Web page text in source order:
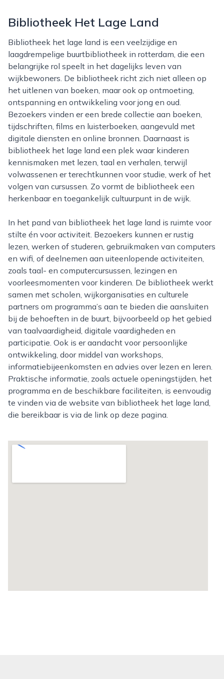
Bibliotheek Het Lage Land
Bibliotheek het lage land is een veelzijdige en
laagdrempelige buurtbibliotheek in rotterdam, die een
belangrijke rol speelt in het dagelijks leven van
wijkbewoners. De bibliotheek richt zich niet alleen op
het uitlenen van boeken, maar ook op ontmoeting,
ontspanning en ontwikkeling voor jong en oud.
Bezoekers vinden er een brede collectie aan boeken,
tijdschriften, films en luisterboeken, aangevuld met
digitale diensten en online bronnen. Daarnaast is
bibliotheek het lage land een plek waar kinderen
kennismaken met lezen, taal en verhalen, terwijl
volwassenen er terechtkunnen voor studie, werk of het
volgen van cursussen. Zo vormt de bibliotheek een
herkenbaar en toegankelijk cultuurpunt in de wijk.
In het pand van bibliotheek het lage land is ruimte voor
stilte én voor activiteit. Bezoekers kunnen er rustig
lezen, werken of studeren, gebruikmaken van computers
en wifi, of deelnemen aan uiteenlopende activiteiten,
zoals taal- en computercursussen, lezingen en
voorleesmomenten voor kinderen. De bibliotheek werkt
samen met scholen, wijkorganisaties en culturele
partners om programma’s aan te bieden die aansluiten
bij de behoeften in de buurt, bijvoorbeeld op het gebied
van taalvaardigheid, digitale vaardigheden en
participatie. Ook is er aandacht voor persoonlijke
ontwikkeling, door middel van workshops,
informatiebijeenkomsten en advies over lezen en leren.
Praktische informatie, zoals actuele openingstijden, het
programma en de beschikbare faciliteiten, is eenvoudig
te vinden via de website van bibliotheek het lage land,
die bereikbaar is via de link op deze pagina.